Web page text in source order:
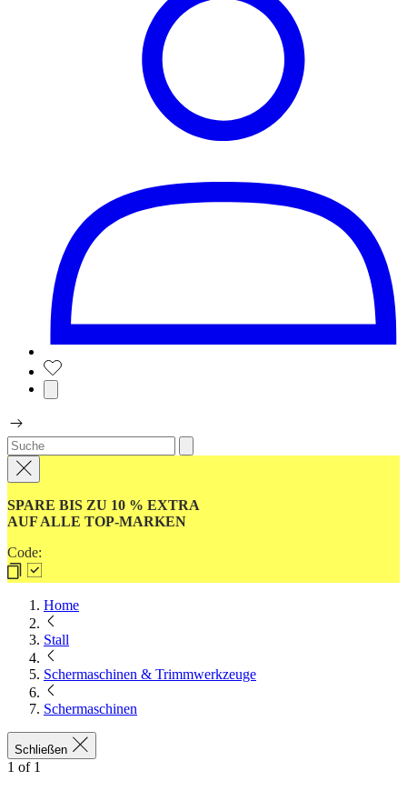
SPARE BIS ZU 10 % EXTRA
AUF ALLE TOP-MARKEN
Code:
Home
Stall
Schermaschinen & Trimmwerkzeuge
Schermaschinen
Schließen
1 of 1